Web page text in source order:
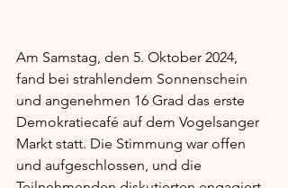
Am Samstag, den 5. Oktober 2024,
fand bei strahlendem Sonnenschein
und angenehmen 16 Grad das erste
Demokratiecafé auf dem Vogelsanger
Markt statt. Die Stimmung war offen
und aufgeschlossen, und die